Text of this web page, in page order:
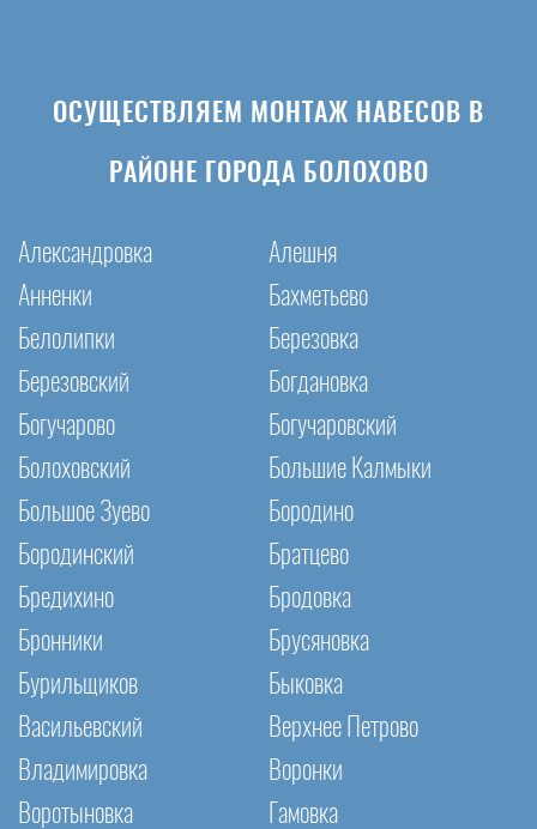
ОСУЩЕСТВЛЯЕМ МОНТАЖ НАВЕСОВ В
РАЙОНЕ ГОРОДА БОЛОХОВО
Александровка
Алешня
Анненки
Бахметьево
Белолипки
Березовка
Березовский
Богдановка
Богучарово
Богучаровский
Болоховский
Большие Калмыки
Большое Зуево
Бородино
Бородинский
Братцево
Бредихино
Бродовка
Бронники
Брусяновка
Бурильщиков
Быковка
Васильевский
Верхнее Петрово
Владимировка
Воронки
Воротыновка
Гамовка